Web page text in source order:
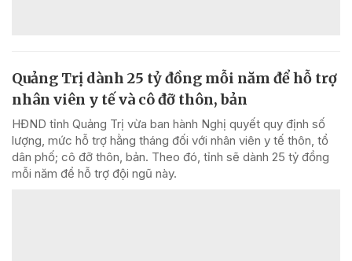
Quảng Trị dành 25 tỷ đồng mỗi năm để hỗ trợ
nhân viên y tế và cô đỡ thôn, bản
HĐND tỉnh Quảng Trị vừa ban hành Nghị quyết quy định số
lượng, mức hỗ trợ hằng tháng đối với nhân viên y tế thôn, tổ
dân phố; cô đỡ thôn, bản. Theo đó, tỉnh sẽ dành 25 tỷ đồng
mỗi năm để hỗ trợ đội ngũ này.